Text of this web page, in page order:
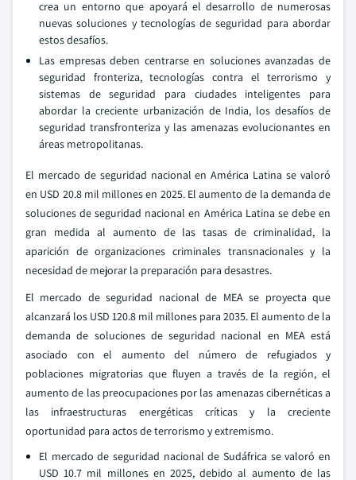
crea un entorno que apoyará el desarrollo de numerosas
nuevas soluciones y tecnologías de seguridad para abordar
estos desafíos.
Las empresas deben centrarse en soluciones avanzadas de
seguridad fronteriza, tecnologías contra el terrorismo y
sistemas de seguridad para ciudades inteligentes para
abordar la creciente urbanización de India, los desafíos de
seguridad transfronteriza y las amenazas evolucionantes en
áreas metropolitanas.
El mercado de seguridad nacional en América Latina se valoró
en USD 20.8 mil millones en 2025. El aumento de la demanda de
soluciones de seguridad nacional en América Latina se debe en
gran medida al aumento de las tasas de criminalidad, la
aparición de organizaciones criminales transnacionales y la
necesidad de mejorar la preparación para desastres.
El mercado de seguridad nacional de MEA se proyecta que
alcanzará los USD 120.8 mil millones para 2035. El aumento de la
demanda de soluciones de seguridad nacional en MEA está
asociado con el aumento del número de refugiados y
poblaciones migratorias que fluyen a través de la región, el
aumento de las preocupaciones por las amenazas cibernéticas a
las infraestructuras energéticas críticas y la creciente
oportunidad para actos de terrorismo y extremismo.
El mercado de seguridad nacional de Sudáfrica se valoró en
USD 10.7 mil millones en 2025, debido al aumento de las